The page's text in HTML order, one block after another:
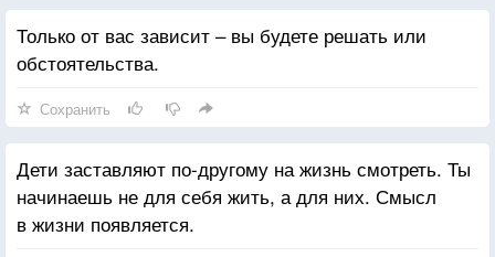
Только от вас зависит – вы будете решать или
обстоятельства.
Сохранить
Дети заставляют по-другому на жизнь смотреть. Ты
начинаешь не для себя жить, а для них. Смысл
в жизни появляется.